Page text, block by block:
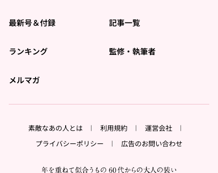
最新号＆付録 記事一覧
ランキング 監修・執筆者
メルマガ
素敵なあの人とは 利用規約
運営会社
プライバシーポリシー
広告のお問い合わせ